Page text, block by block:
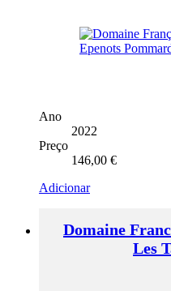
Ano
2022
Preço
146,00 €
Adicionar
Domaine
Les